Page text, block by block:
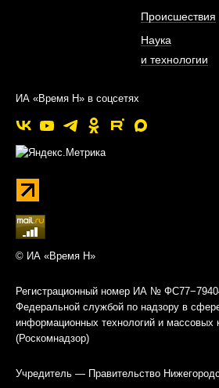
Происшествия
Наука
и технологии
ИА «Время Н» в соцсетях
© ИА «Время Н»
Регистрационный номер ИА №
Федеральной службой по надзору в
информационных технологий и массовых
(Роскомнадзор)
Учредитель — Правительство